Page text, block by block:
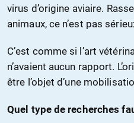
virus d’origine aviaire.
animaux, ce n’est pas
C’est comme si l’art
n’avaient aucun rapport.
être l’objet d’une
Quel type de recherches